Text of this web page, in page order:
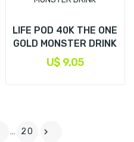
LIFE POD 40K THE ONE
GOLD MONSTER DRINK
U$ 9,05
… 20 